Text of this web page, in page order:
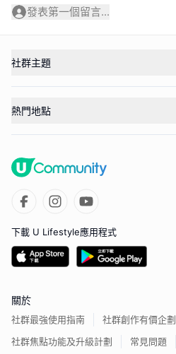
發表第一個留言...
社群主題
熱門地點
下載 U Lifestyle應用程式
關於
社群最強使用指南
社群創作有價企劃
社群焦點功能及升級計劃
常見問題